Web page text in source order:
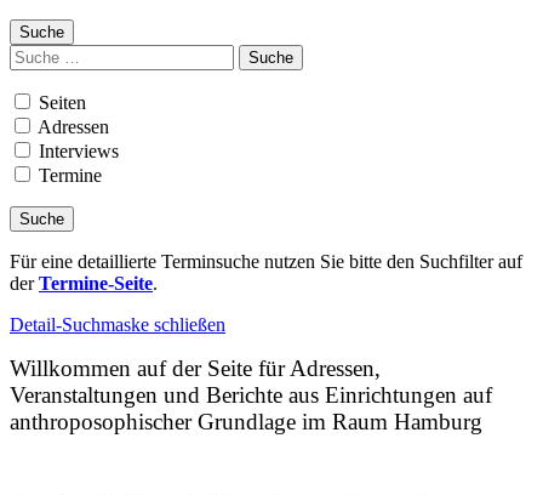
Suche
Suchen
nach:
Seiten
Adressen
Interviews
Termine
Für eine detaillierte Terminsuche nutzen Sie bitte den Suchfilter auf
derTermine-Seite.
Detail-Suchmaske schließen
Willkommen auf der Seite für Adressen,
Veranstaltungen und Berichte aus Einrichtungen auf
anthroposophischer Grundlage im Raum Hamburg